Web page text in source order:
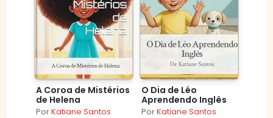
A Coroa de Mistérios
de Helena
PorKatiane Santos
O Dia de Léo
Aprendendo Inglês
PorKatiane Santos